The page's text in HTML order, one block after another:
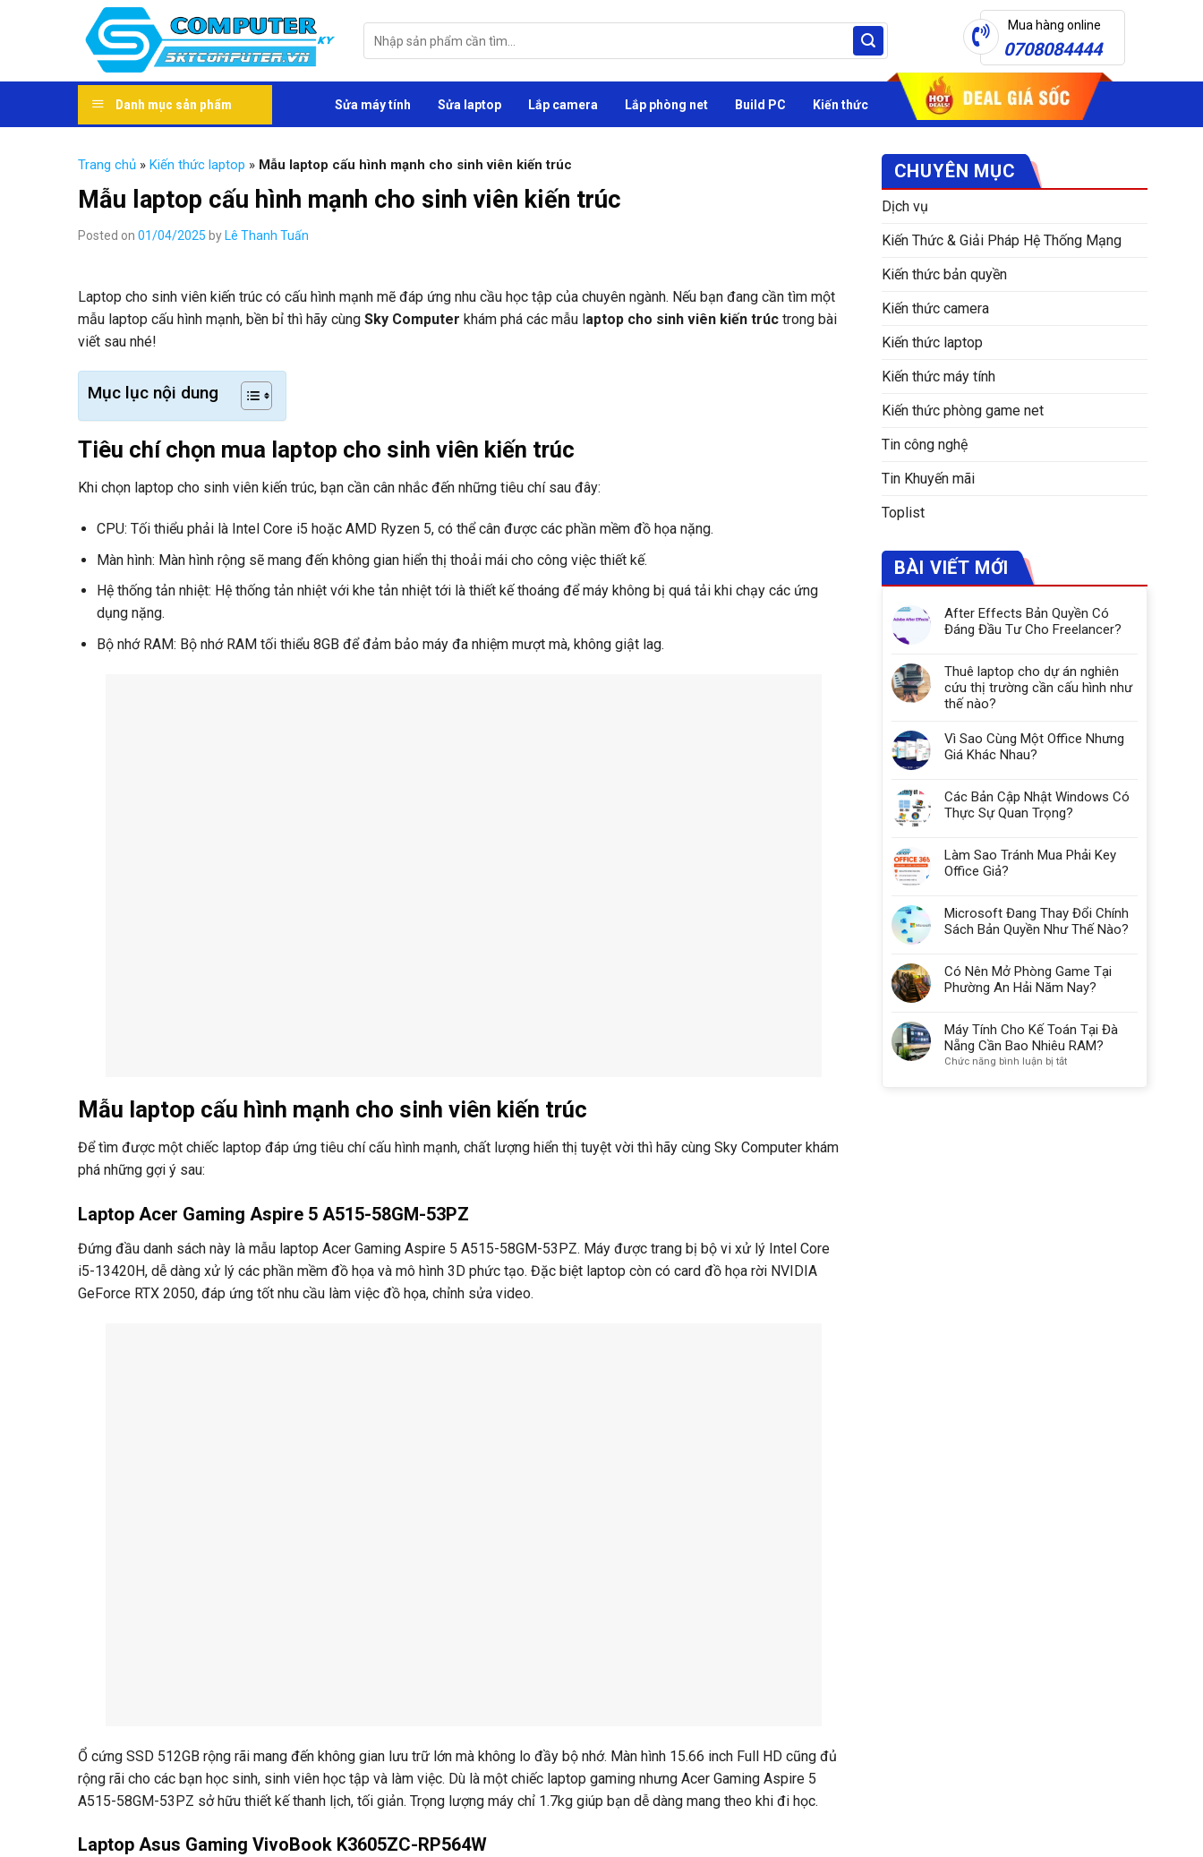
kiếm:
Mua hàng online
0708084444
Danh mục sản phẩm Sửa máy tính Sửa laptop Lắp camera Lắp phòng net Build PC Kiến thức
Trang chủ » Kiến thức laptop » Mẫu laptop cấu hình mạnh cho sinh viên kiến trúc
Mẫu laptop cấu hình mạnh cho sinh viên kiến trúc
Posted on 01/04/2025 byLê Thanh Tuấn
Laptop cho sinh viên kiến trúc có cấu hình mạnh mẽ đáp ứng nhu cầu học tập của chuyên ngành. Nếu bạn đang cần tìm một
mẫu laptop cấu hình mạnh, bền bỉ thì hãy cùng Sky Computer khám phá các mẫu laptop cho sinh viên kiến trúc trong bài
viết sau nhé!
Mục lục nội dung
Tiêu chí chọn mua laptop cho sinh viên kiến trúc
Khi chọn laptop cho sinh viên kiến trúc, bạn cần cân nhắc đến những tiêu chí sau đây:
CPU: Tối thiểu phải là Intel Core i5 hoặc AMD Ryzen 5, có thể cân được các phần mềm đồ họa nặng.
Màn hình: Màn hình rộng sẽ mang đến không gian hiển thị thoải mái cho công việc thiết kế.
Hệ thống tản nhiệt: Hệ thống tản nhiệt với khe tản nhiệt tới là thiết kế thoáng để máy không bị quá tải khi chạy các ứng
dụng nặng.
Bộ nhớ RAM: Bộ nhớ RAM tối thiểu 8GB để đảm bảo máy đa nhiệm mượt mà, không giật lag.
Mẫu laptop cấu hình mạnh cho sinh viên kiến trúc
Để tìm được một chiếc laptop đáp ứng tiêu chí cấu hình mạnh, chất lượng hiển thị tuyệt vời thì hãy cùng Sky Computer khám
phá những gợi ý sau:
Laptop Acer Gaming Aspire 5 A515-58GM-53PZ
Đứng đầu danh sách này là mẫu laptop Acer Gaming Aspire 5 A515-58GM-53PZ. Máy được trang bị bộ vi xử lý Intel Core
i5-13420H, dễ dàng xử lý các phần mềm đồ họa và mô hình 3D phức tạo. Đặc biệt laptop còn có card đồ họa rời NVIDIA
GeForce RTX 2050, đáp ứng tốt nhu cầu làm việc đồ họa, chỉnh sửa video.
Ổ cứng SSD 512GB rộng rãi mang đến không gian lưu trữ lớn mà không lo đầy bộ nhớ. Màn hình 15.66 inch Full HD cũng đủ
rộng rãi cho các bạn học sinh, sinh viên học tập và làm việc. Dù là một chiếc laptop gaming nhưng Acer Gaming Aspire 5
A515-58GM-53PZ sở hữu thiết kế thanh lịch, tối giản. Trọng lượng máy chỉ 1.7kg giúp bạn dễ dàng mang theo khi đi học.
Laptop Asus Gaming VivoBook K3605ZC-RP564W
CHUYÊN MỤC
Dịch vụ
Kiến Thức & Giải Pháp Hệ Thống Mạng
Kiến thức bản quyền
Kiến thức camera
Kiến thức laptop
Kiến thức máy tính
Kiến thức phòng game net
Tin công nghệ
Tin Khuyến mãi
Toplist
BÀI VIẾT MỚI
After Effects Bản Quyền Có
Đáng Đầu Tư Cho Freelancer?
Thuê laptop cho dự án nghiên
cứu thị trường cần cấu hình như
thế nào?
Vì Sao Cùng Một Office Nhưng
Giá Khác Nhau?
Các Bản Cập Nhật Windows Có
Thực Sự Quan Trọng?
Làm Sao Tránh Mua Phải Key
Office Giả?
Microsoft Đang Thay Đổi Chính
Sách Bản Quyền Như Thế Nào?
Có Nên Mở Phòng Game Tại
Phường An Hải Năm Nay?
Máy Tính Cho Kế Toán Tại Đà
Nẵng Cần Bao Nhiêu RAM?
Chức năng bình luận bị tắtở